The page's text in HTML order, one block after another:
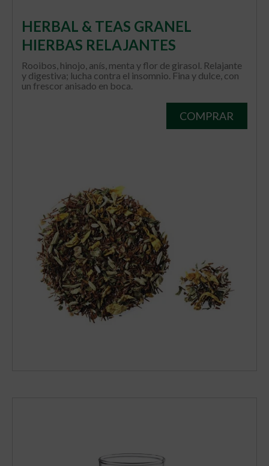
HERBAL & TEAS GRANEL
HIERBAS RELAJANTES
Rooibos, hinojo, anís, menta y flor de girasol. Relajante
y digestiva; lucha contra el insomnio. Fina y dulce, con
un frescor anisado en boca.
COMPRAR